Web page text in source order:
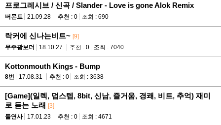
프로그레시브 / 신곡 / Slander - Love is gone Alok Remix
버몬트 21.09.28 추천 : 0 조회 : 690
락커에 신나는비트~ [9]
무주광보더
18.10.27 추천 : 0 조회 : 7040
Kottonmouth Kings - Bump
8번 17.08.31 추천 : 0 조회 : 3638
[Game](일렉, 덥스텝, 8bit, 신남, 즐거움, 경쾌, 비트, 추억) 재미
로 듣는 노래 [3]
돌연사
17.01.23 추천 : 0 조회 : 4671